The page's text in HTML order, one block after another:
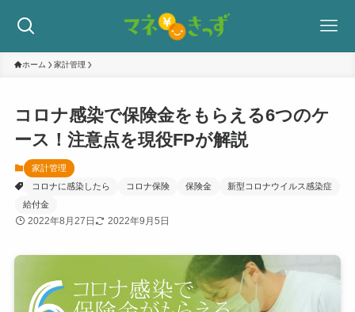
ホーム 家計管理
コロナ感染で保険金をもらえる6つのケ
ース！注意点を現役FPが解説
家計管理
コロナに感染したら
コロナ保険 保険金
新型コロナウイルス感染症
給付金
2022年8月27日 2022年9月5日